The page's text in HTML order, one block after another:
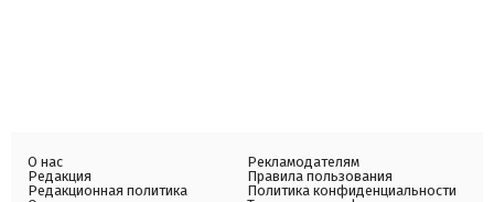
О нас
Редакция
Редакционная политика
Рекламодателям
Правила пользования
Политика конфиденциальности